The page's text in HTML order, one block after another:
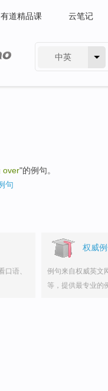
有道精品课 云笔记
中英
over"的例句。
句
口语、
权威
例句来自权威英文
等，提供最专业的